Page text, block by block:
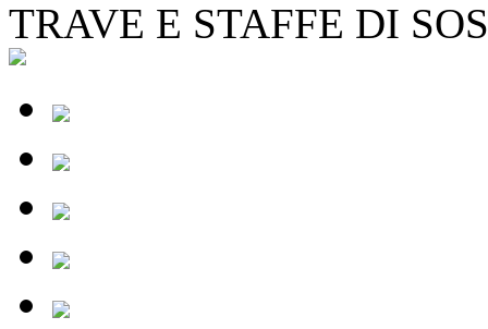
TRAVE E STAFFE DI